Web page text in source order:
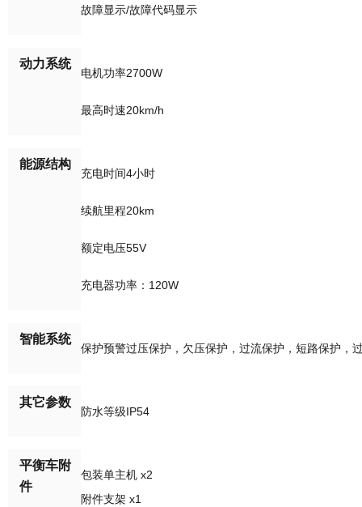
故障显示/故障代码显示
动力系统
电机功率2700W
最高时速20km/h
能源结构
充电时间4小时
续航里程20km
额定电压55V
充电器功率：120W
智能系统
保护预警过压保护，欠压保护，过流保护，短路保护，
其它参数
防水等级IP54
平衡车附
件
包装单主机 x2
附件支架 x1